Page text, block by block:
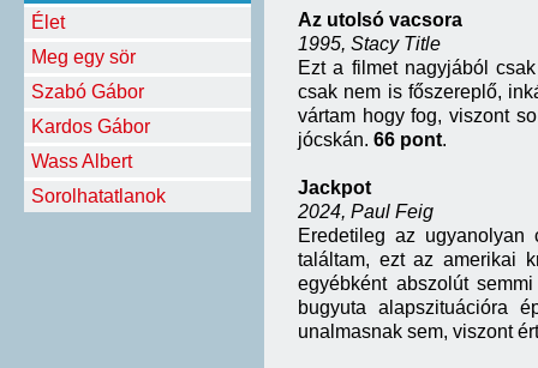
Élet
Meg egy sör
Szabó Gábor
Kardos Gábor
Wass Albert
Sorolhatatlanok
Az utolsó vacsora
1995, Stacy Title
Ezt a filmet nagyjából
csak nem is főszereplő,
vártam hogy fog, viszont
jócskán. 66 pont.
Jackpot
2024, Paul Feig
Eredetileg az ugyanolyan
találtam, ezt az amerikai
egyébként abszolút
bugyuta alapszituációra
unalmasnak sem, viszont